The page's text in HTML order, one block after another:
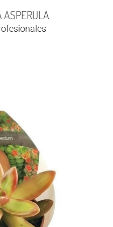
ASPERULA